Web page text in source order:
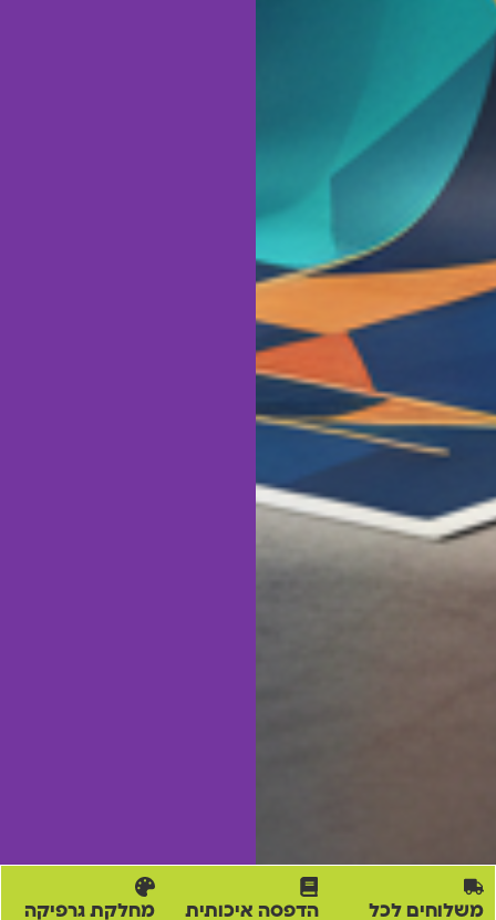
משלוחים לכל
הדפסה איכותית מחלקת גרפיקה